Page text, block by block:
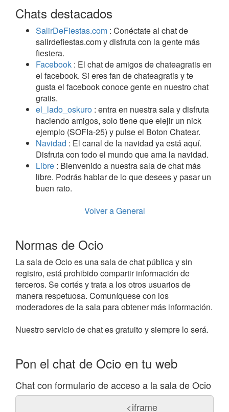
Chats destacados
SalirDeFiestas.com : Conéctate al chat de
salirdefiestas.com y disfruta con la gente más
fiestera.
Facebook : El chat de amigos de chateagratis en
el facebook. Si eres fan de chateagratis y te
gusta el facebook conoce gente en nuestro chat
gratis.
el_lado_oskuro : entra en nuestra sala y disfruta
haciendo amigos, solo tiene que elejir un nick
ejemplo (SOFIa-25) y pulse el Boton Chatear.
Navidad : El canal de la navidad ya está aquí.
Disfruta con todo el mundo que ama la navidad.
Libre : Bienvenido a nuestra sala de chat más
libre. Podrás hablar de lo que desees y pasar un
buen rato.
Volver a General
Normas de Ocio
La sala de Ocio es una sala de chat pública y sin
registro, está prohibido compartir información de
terceros. Se cortés y trata a los otros usuarios de
manera respetuosa. Comuníquese con los
moderadores de la sala para obtener más información.
Nuestro servicio de chat es gratuito y siempre lo será.
Pon el chat de Ocio en tu web
Chat con formulario de acceso a la sala de Ocio
Código